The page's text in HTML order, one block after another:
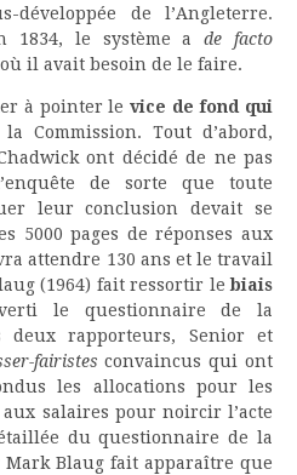
développée de l’Angleterre.
1834, le système ade facto
il avait besoin de le faire.
à pointer le vice de fond qui
Commission. Tout d’abord,
ont décidé de ne pas
de sorte que toute
leur conclusion devait se
5000 pages de réponses aux
attendre 130 ans et le travail
(1964) fait ressortir lebiais
le questionnaire de la
deux rapporteurs, Senior et
fairistes convaincus qui ont
les allocations pour les
salaires pour noircir l’acte
du questionnaire de la
Mark Blaug fait apparaître que